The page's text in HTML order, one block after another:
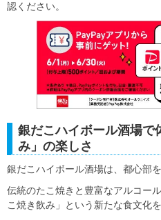
認ください。
銀だこハイボール酒場で
み」の楽しさ
銀だこハイボール酒場は、都心部
伝統のたこ焼きと豊富なアルコー
こ焼き飲み」という新たな食文化